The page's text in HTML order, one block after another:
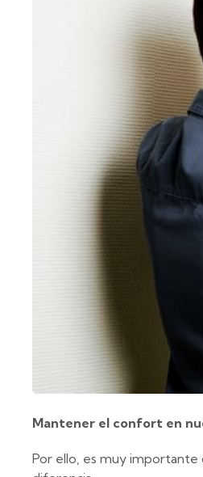
Mantener el confort en
Por ello, es muy importante